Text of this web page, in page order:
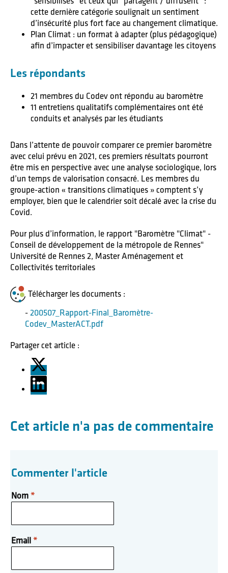
cette dernière catégorie soulignait un sentiment
d’insécurité plus fort face au changement climatique.
Plan Climat : un format à adapter (plus pédagogique)
afin d’impacter et sensibiliser davantage les citoyens
Les répondants
21 membres du Codev ont répondu au baromètre
11 entretiens qualitatifs complémentaires ont été
conduits et analysés par les étudiants
Dans l’attente de pouvoir comparer ce premier baromètre
avec celui prévu en 2021, ces premiers résultats pourront
être mis en perspective avec une analyse sociologique, lors
d’un temps de valorisation consacré. Les membres du
groupe-action « transitions climatiques » comptent s’y
employer, bien que le calendrier soit décalé avec la crise du
Covid.
Pour plus d’information, le rapport "Baromètre "Climat" -
Conseil de développement de la métropole de Rennes"
Université de Rennes 2, Master Aménagement et
Collectivités territoriales
Télécharger les documents :
200507_Rapport-Final_Baromètre-
Codev_MasterACT.pdf
Partager cet article :
Cet article n'a pas de commentaire
Commenter l'article
Nom *
Email *